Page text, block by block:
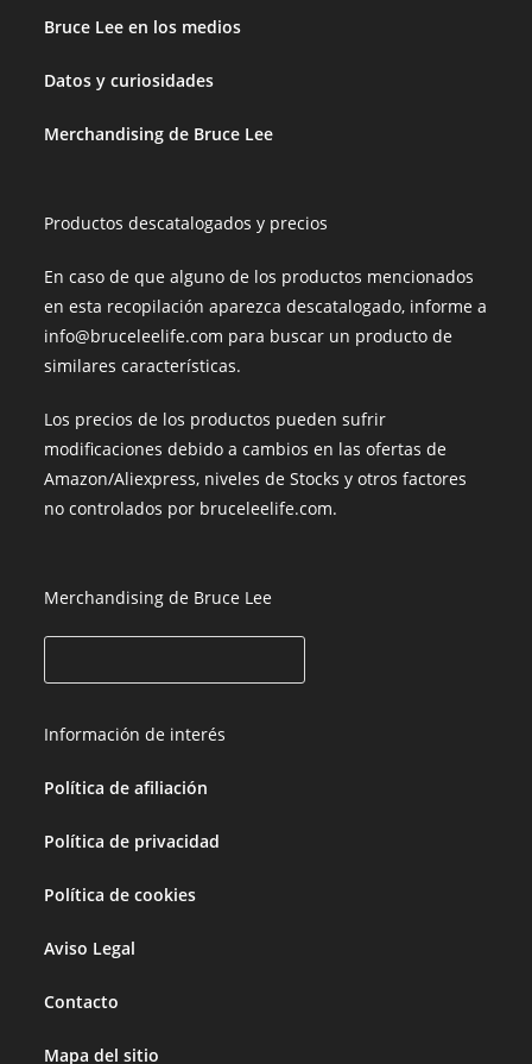
Bruce Lee en los medios
Datos y curiosidades
Merchandising de Bruce Lee
Productos descatalogados y precios
En caso de que alguno de los productos mencionados
en esta recopilación aparezca descatalogado, informe a
info@bruceleelife.com para buscar un producto de
similares características.
Los precios de los productos pueden sufrir
modificaciones debido a cambios en las ofertas de
Amazon/Aliexpress, niveles de Stocks y otros factores
no controlados por bruceleelife.com.
Merchandising de Bruce Lee
Información de interés
Política de afiliación
Política de privacidad
Política de cookies
Aviso Legal
Contacto
Mapa del sitio